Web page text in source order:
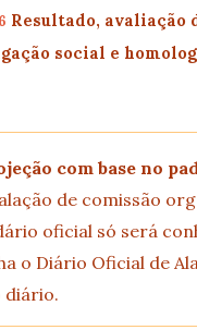
Resultado, avaliação
social e
com base no
de comissão
oficial só será
o Diário Oficial de
diário.